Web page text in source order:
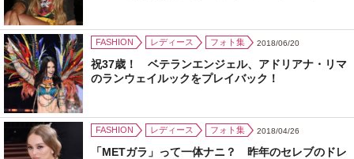
FASHION レディース フォト集 2018/06/20
祝37歳！ ベテランエンジェル、アドリアナ・リマ
のランウェイルックをプレイバック！
FASHION レディース フォト集 2018/04/26
「METガラ」って一体ナニ？ 昨年のセレブのドレ